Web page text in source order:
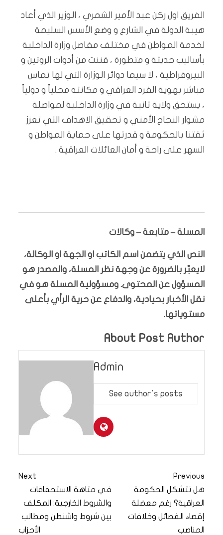
الفريق اول ركن عبد الأمير الشمري ، الوزير الذي أعاد
هيبة الدولة في الشارع و وضع الأسس السليمة
لخدمة المواطن في مختلف مفاصل وزارة الداخلية
بأساليب حديثة و متطورة ، قننت من أدوات الروتين و
البيروقراطية ، لا سيما دوائر الوزارة التي لها تماس
مباشر بهوية الفرد العراقي و مكانته محلياً و دولياً
، يستحق ولاية ثانية في وزارة الداخلية لمواصلة
مشوار النجاح الأمني و تحقيق الاهداف التي تعزز
ثقتنا بالحكومة و قدرتها على حماية المواطن و
السهر على راحة و أمان العائلات العراقية .
المسلة – متابعة – وكالات
النص الذي يتضمن اسم الكاتب او الجهة او الوكالة،
لايعبّر بالضرورة عن وجهة نظر المسلة، والمصدر هو
المسؤول عن المحتوى. ومسؤولية المسلة هو في
نقل الأخبار بحيادية، والدفاع عن حرية الرأي بأعلى
مستوياتها.
About Post Author
Admin
See author's posts
Previous
هل تتشكل الحكومة
العراقية؟ رغم معضلة
إقصاء الفصائل وخلافات
المناصب
Next
في متاهة الاستحقاقات
والشروط الخارجية: المكلف
بين شروط واشنطن ومطالب
الأحزاب